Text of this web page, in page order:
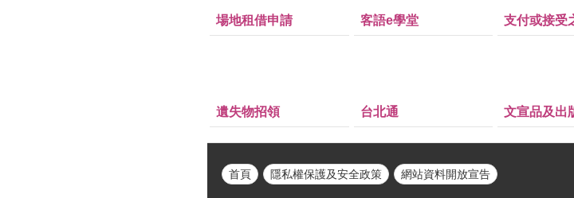
場地租借申請 客語e學堂 支付或接受
遺失物招領 台北通 文宣品及出
首頁 隱私權保護及安全政策 網站資料開放宣告